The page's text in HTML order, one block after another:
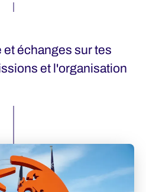
échanges sur tes
et l'organisation